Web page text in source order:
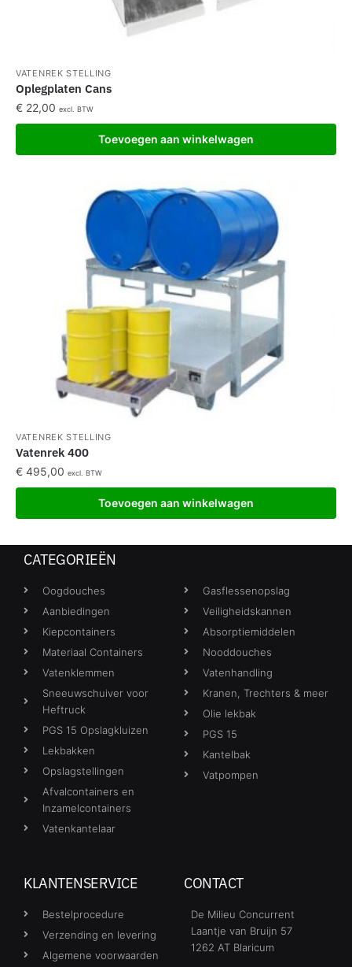
VATENREK STELLING
Oplegplaten Cans
€ 22,00 excl. BTW
Toevoegen aan winkelwagen
VATENREK STELLING
Vatenrek 400
€ 495,00 excl. BTW
Toevoegen aan winkelwagen
CATEGORIEËN
Oogdouches
Aanbiedingen
Kiepcontainers
Materiaal Containers
Vatenklemmen
Sneeuwschuiver voor
Heftruck
PGS 15 Opslagkluizen
Lekbakken
Opslagstellingen
Afvalcontainers en
Inzamelcontainers
Vatenkantelaar
Gasflessenopslag
Veiligheidskannen
Absorptiemiddelen
Nooddouches
Vatenhandling
Kranen, Trechters & meer
Olie lekbak
PGS 15
Kantelbak
Vatpompen
KLANTENSERVICE
Bestelprocedure
Verzending en levering
Algemene voorwaarden
CONTACT
De Milieu Concurrent
Laantje van Bruijn 57
1262 AT Blaricum